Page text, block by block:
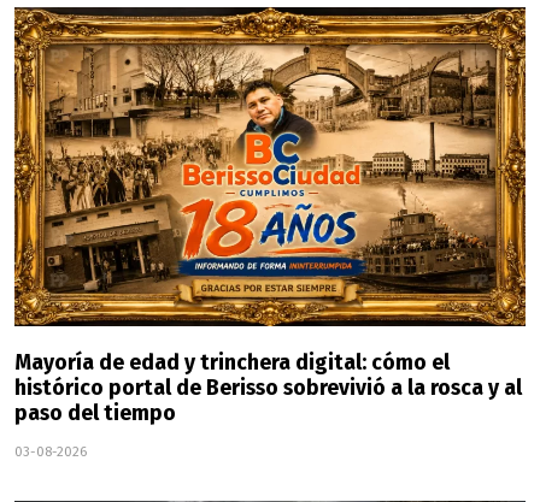
Mayoría de edad y trinchera digital: cómo el
histórico portal de Berisso sobrevivió a la rosca y al
paso del tiempo
03-08-2026